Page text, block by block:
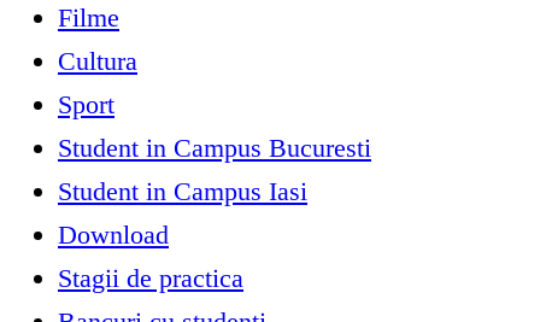
Filme
Cultura
Sport
Student in Campus Bucuresti
Student in Campus Iasi
Download
Stagii de practica